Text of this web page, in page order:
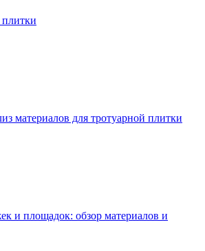
материалов для тротуарной плитки
и площадок: обзор материалов и